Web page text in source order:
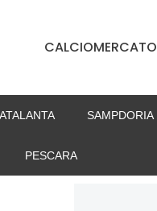
CALCIOMERCATO
ATALANTA SAMPDORIA
PESCARA